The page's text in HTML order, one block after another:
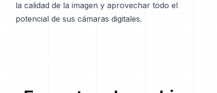
la calidad de la imagen y aprovechar todo el
potencial de sus cámaras digitales.